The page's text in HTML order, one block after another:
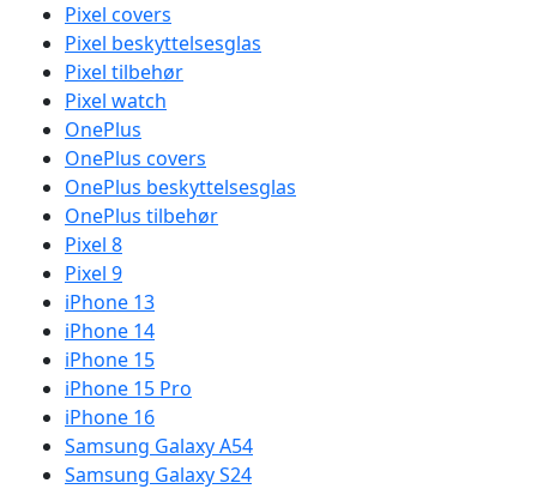
Pixel covers
Pixel beskyttelsesglas
Pixel tilbehør
Pixel watch
OnePlus
OnePlus covers
OnePlus beskyttelsesglas
OnePlus tilbehør
Pixel 8
Pixel 9
iPhone 13
iPhone 14
iPhone 15
iPhone 15 Pro
iPhone 16
Samsung Galaxy A54
Samsung Galaxy S24